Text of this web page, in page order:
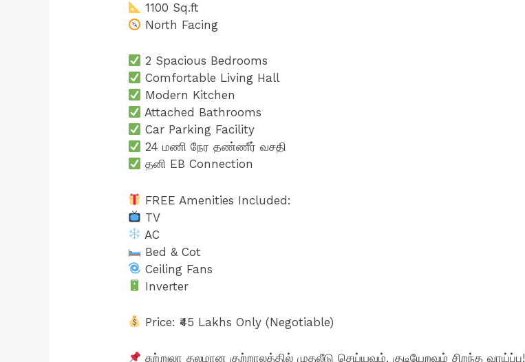
1100 Sq.ft
North Facing
2 Spacious Bedrooms
Comfortable Living Hall
Modern Kitchen
Attached Bathrooms
Car Parking Facility
24 மணி நேர தண்ணீர் வசதி
தனி EB Connection
FREE Amenities Included:
TV
AC
Bed & Cot
Ceiling Fans
Inverter
Price: ₹45 Lakhs Only (Negotiable)
சுற்றுலா தலமான குற்றாலத்தில் முதலீடு செய்யவும், குடியேறவும் சிறந்த வாய்ப்பு!